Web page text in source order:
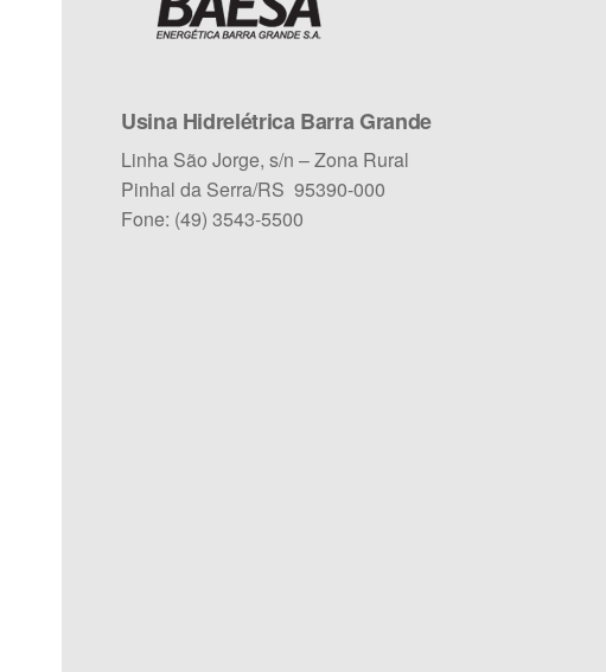
Usina Hidrelétrica Barra Grande
Linha São Jorge, s/n – Zona Rural
Pinhal da Serra/RS 95390-000
Fone: (49) 3543-5500